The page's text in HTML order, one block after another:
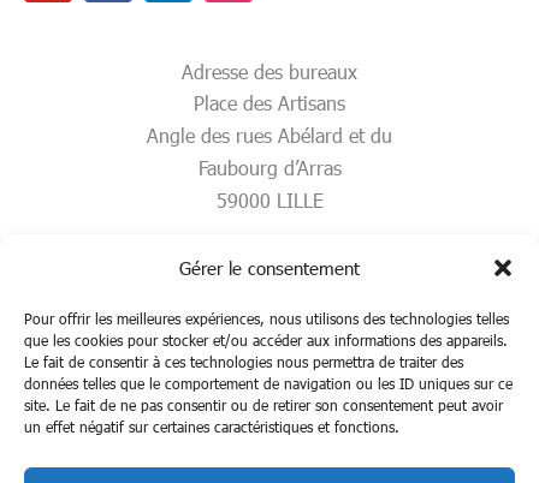
Gérer le consentement
Pour offrir les meilleures expériences, nous utilisons des technologies telles
que les cookies pour stocker et/ou accéder aux informations des appareils.
Le fait de consentir à ces technologies nous permettra de traiter des
données telles que le comportement de navigation ou les ID uniques sur ce
site. Le fait de ne pas consentir ou de retirer son consentement peut avoir
un effet négatif sur certaines caractéristiques et fonctions.
Adresse des bureaux
Place des Artisans
Angle des rues Abélard et du
Faubourg d’Arras
59000 LILLE